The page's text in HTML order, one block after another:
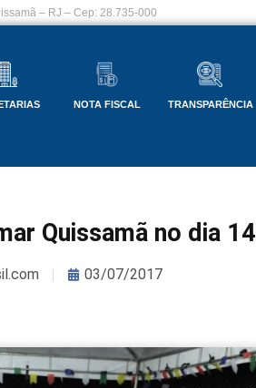
– RJ – Cep: 28.735-000
NOTA FISCAL TRANSPARÊNCIA
Quissamã no dia 14
03/07/2017